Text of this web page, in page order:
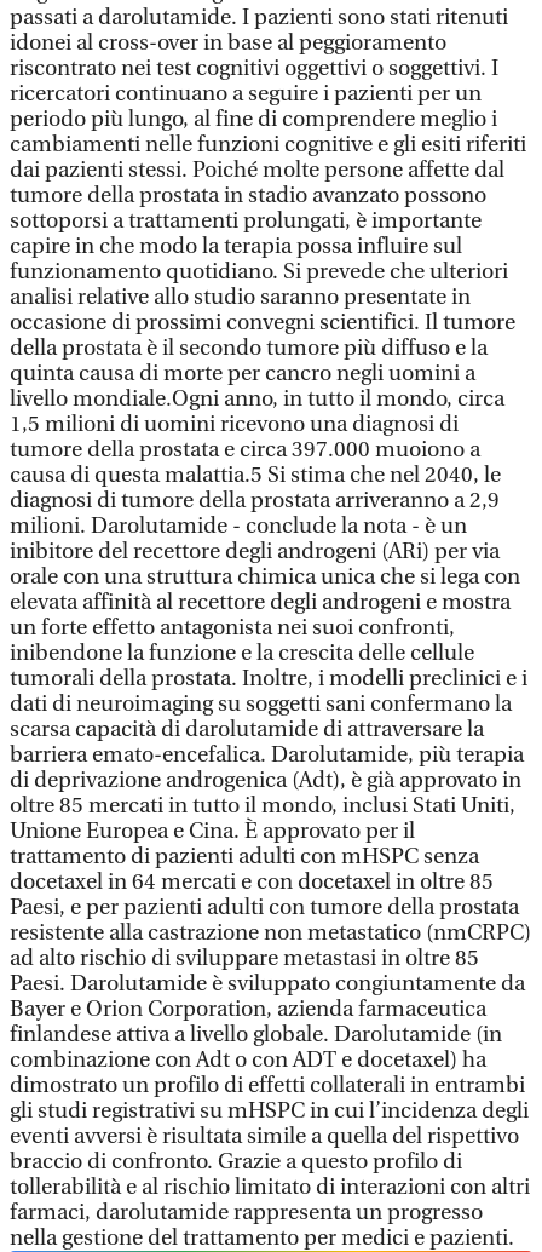
passati a darolutamide. I pazienti sono stati ritenuti
idonei al cross-over in base al peggioramento
riscontrato nei test cognitivi oggettivi o soggettivi. I
ricercatori continuano a seguire i pazienti per un
periodo più lungo, al fine di comprendere meglio i
cambiamenti nelle funzioni cognitive e gli esiti riferiti
dai pazienti stessi. Poiché molte persone affette dal
tumore della prostata in stadio avanzato possono
sottoporsi a trattamenti prolungati, è importante
capire in che modo la terapia possa influire sul
funzionamento quotidiano. Si prevede che ulteriori
analisi relative allo studio saranno presentate in
occasione di prossimi convegni scientifici. Il tumore
della prostata è il secondo tumore più diffuso e la
quinta causa di morte per cancro negli uomini a
livello mondiale.Ogni anno, in tutto il mondo, circa
1,5 milioni di uomini ricevono una diagnosi di
tumore della prostata e circa 397.000 muoiono a
causa di questa malattia.5 Si stima che nel 2040, le
diagnosi di tumore della prostata arriveranno a 2,9
milioni. Darolutamide - conclude la nota - è un
inibitore del recettore degli androgeni (ARi) per via
orale con una struttura chimica unica che si lega con
elevata affinità al recettore degli androgeni e mostra
un forte effetto antagonista nei suoi confronti,
inibendone la funzione e la crescita delle cellule
tumorali della prostata. Inoltre, i modelli preclinici e i
dati di neuroimaging su soggetti sani confermano la
scarsa capacità di darolutamide di attraversare la
barriera emato-encefalica. Darolutamide, più terapia
di deprivazione androgenica (Adt), è già approvato in
oltre 85 mercati in tutto il mondo, inclusi Stati Uniti,
Unione Europea e Cina. È approvato per il
trattamento di pazienti adulti con mHSPC senza
docetaxel in 64 mercati e con docetaxel in oltre 85
Paesi, e per pazienti adulti con tumore della prostata
resistente alla castrazione non metastatico (nmCRPC)
ad alto rischio di sviluppare metastasi in oltre 85
Paesi. Darolutamide è sviluppato congiuntamente da
Bayer e Orion Corporation, azienda farmaceutica
finlandese attiva a livello globale. Darolutamide (in
combinazione con Adt o con ADT e docetaxel) ha
dimostrato un profilo di effetti collaterali in entrambi
gli studi registrativi su mHSPC in cui l’incidenza degli
eventi avversi è risultata simile a quella del rispettivo
braccio di confronto. Grazie a questo profilo di
tollerabilità e al rischio limitato di interazioni con altri
farmaci, darolutamide rappresenta un progresso
nella gestione del trattamento per medici e pazienti.